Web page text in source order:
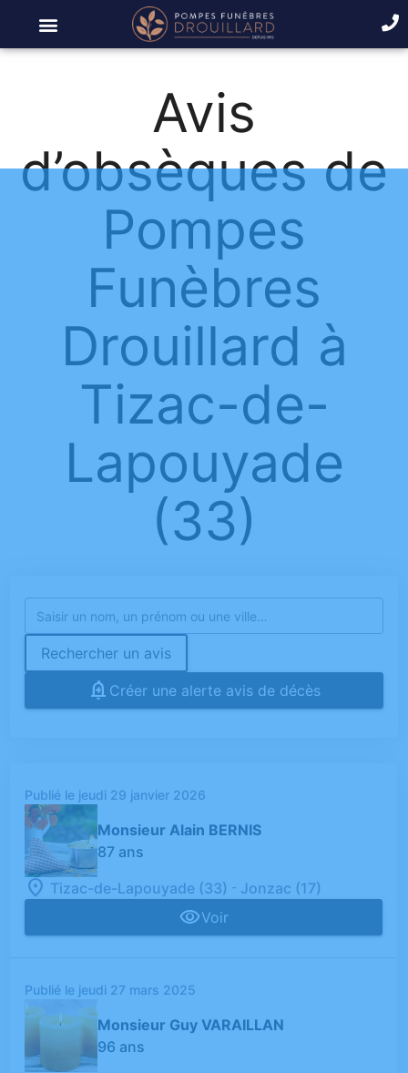
Avis
d’obsèques de
Pompes
Funèbres
Drouillard à
Tizac-de-
Lapouyade
(33)
Rechercher un avis
Créer une alerte avis de décès
Publié le jeudi 29 janvier 2026
Monsieur Alain BERNIS
87 ans
Tizac-de-Lapouyade (33) - Jonzac (17)
Voir
Publié le jeudi 27 mars 2025
Monsieur Guy VARAILLAN
96 ans